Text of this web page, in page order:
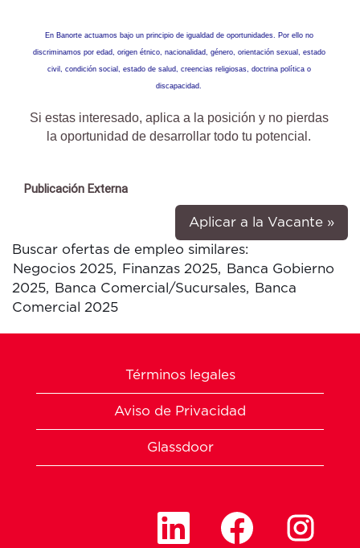
En Banorte actuamos bajo un principio de igualdad de oportunidades. Por ello no
discriminamos por edad, origen étnico, nacionalidad, género, orientación sexual, estado
civil, condición social, estado de salud, creencias religiosas, doctrina política o
discapacidad.
Si estas interesado, aplica a la posición y no pierdas
la oportunidad de desarrollar todo tu potencial.
Publicación Externa
<p
</p>
Aplicar a la Vacante »
Buscar ofertas de empleo similares:
Negocios 2025,
Finanzas 2025,
Banca Gobierno
2025,
Banca Comercial/Sucursales,
Banca
Comercial 2025
Términos legales
Aviso de Privacidad
Glassdoor
S
a
S
e
a
S
a